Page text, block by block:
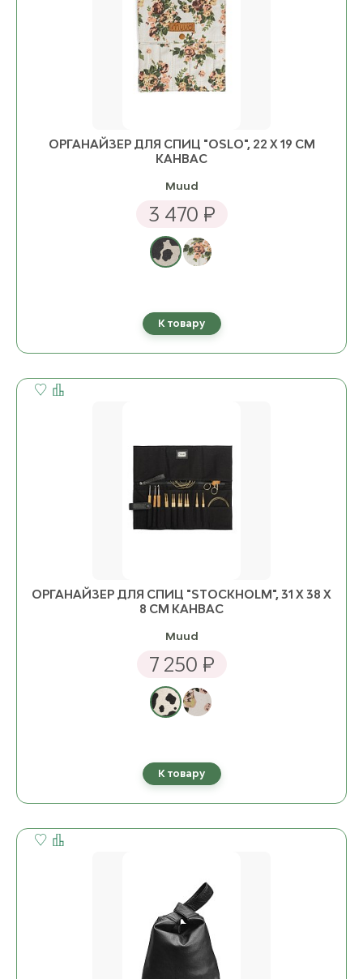
ОРГАНАЙЗЕР ДЛЯ СПИЦ "OSLO", 22 Х 19 СМ
КАНВАС
Muud
3 470 ₽
К товару
ОРГАНАЙЗЕР ДЛЯ СПИЦ "STOCKHOLM", 31 Х 38 Х
8 СМ КАНВАС
Muud
7 250 ₽
К товару